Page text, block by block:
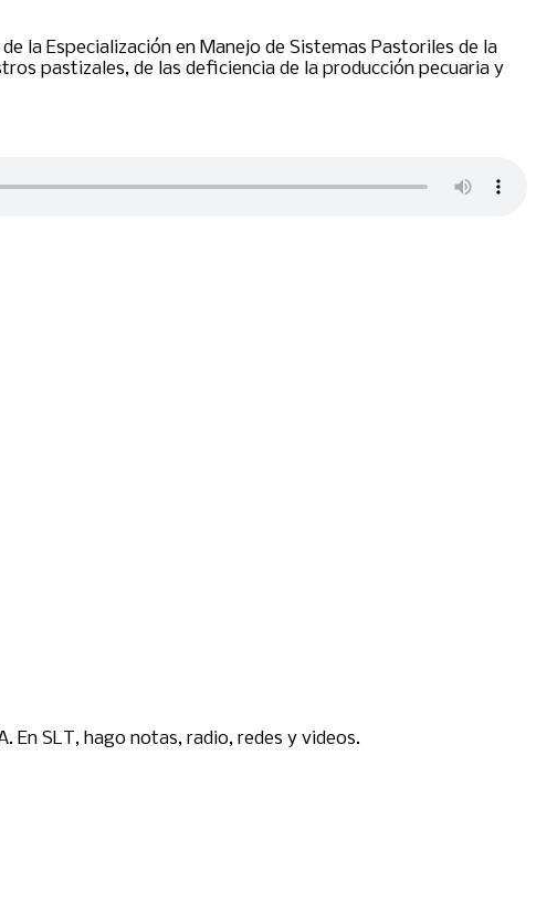
la Especialización en Manejo de Sistemas Pastoriles de la
pastizales, de las deficiencia de la producción pecuaria y
En SLT, hago notas, radio, redes y videos.